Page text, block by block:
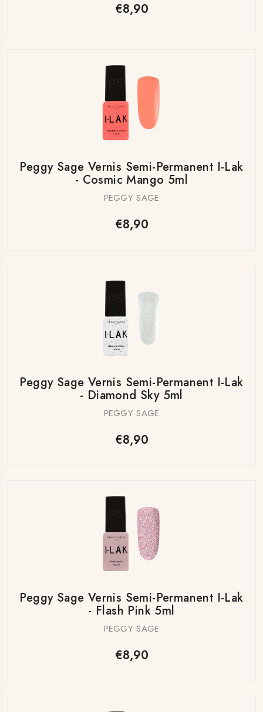
€8,90
Peggy Sage Vernis Semi-Permanent I-Lak
- Cosmic Mango 5ml
PEGGY SAGE
€8,90
Peggy Sage Vernis Semi-Permanent I-Lak
- Diamond Sky 5ml
PEGGY SAGE
€8,90
Peggy Sage Vernis Semi-Permanent I-Lak
- Flash Pink 5ml
PEGGY SAGE
€8,90